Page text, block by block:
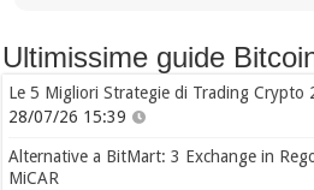
Ultimissime guide
Le 5 Migliori Strategie di Trading Crypto
28/07/26 15:39
Alternative a BitMart: 3 Exchange in
MiCAR